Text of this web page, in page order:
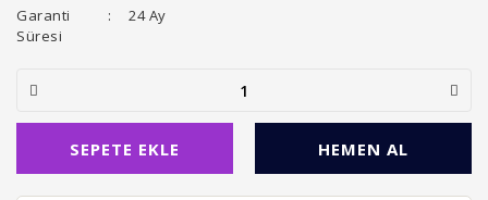
Garanti
Süresi
24 Ay
SEPETE EKLE HEMEN AL